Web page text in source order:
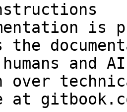
is
the
and
over
at